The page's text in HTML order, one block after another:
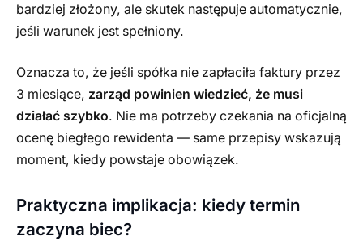
bardziej złożony, ale skutek następuje automatycznie,
jeśli warunek jest spełniony.
Oznacza to, że jeśli spółka nie zapłaciła faktury przez
3 miesiące, zarząd powinien wiedzieć, że musi
działać szybko. Nie ma potrzeby czekania na oficjalną
ocenę biegłego rewidenta — same przepisy wskazują
moment, kiedy powstaje obowiązek.
Praktyczna implikacja: kiedy termin
zaczyna biec?